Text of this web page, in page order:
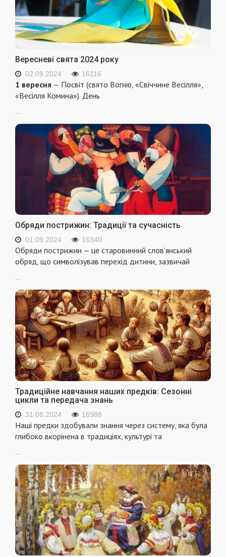
Вересневі свята 2024 року
02.09.2024 16116
1 вересня — Посвіт (свято Вогню, «Свіччине Весілля»,
«Весілля Комина»). День
Обряди пострижин: Традиції та сучасність
01.09.2024 16340
Обряди пострижин — це старовинний слов'янський
обряд, що символізував перехід дитини, зазвичай
Традиційне навчання наших предків: Сезонні
цикли та передача знань
31.08.2024 16988
Наші предки здобували знання через систему, яка була
глибоко вкорінена в традиціях, культурі та